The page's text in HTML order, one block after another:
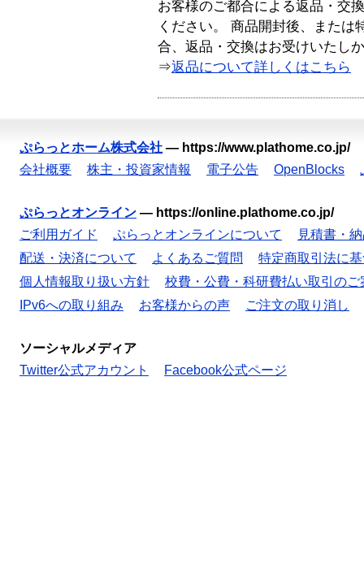
お客様のご都合による返品・交
ください。 商品開封後、または
合、返品・交換はお受けいたし
⇒返品について詳しくはこちら
ぷらっとホーム株式会社 — https://www.plathome.co.jp/
会社概要
株主・投資家情報 電子公告 OpenBlocks
ぷらっとオンライン — https://online.plathome.co.jp/
ご利用ガイド
ぷらっとオンラインについて
見積書・
配送・決済について
よくあるご質問
特定商取引法に
個人情報取り扱い方針
校費・公費・科研費払い取引のご
IPv6への取り組み
お客様からの声 ご注文の取り消し
ソーシャルメディア
Twitter公式アカウント
Facebook公式ページ